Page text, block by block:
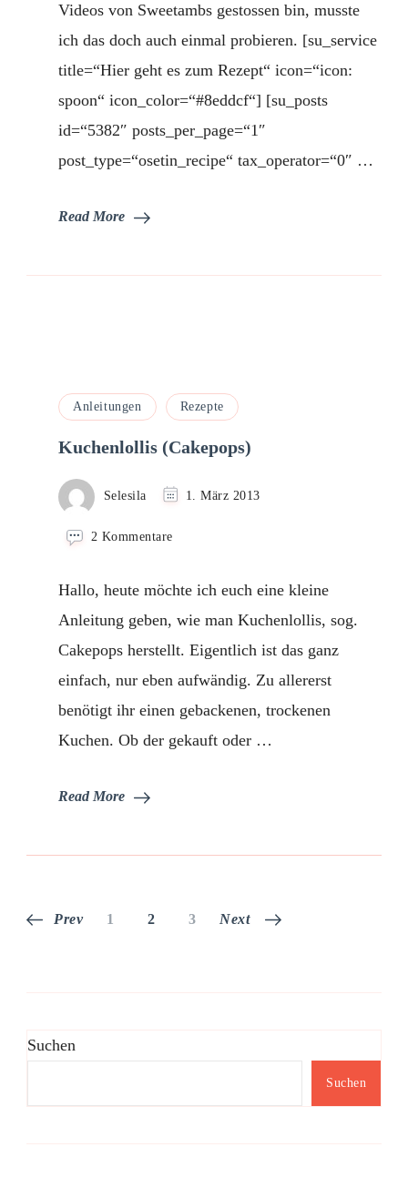
Videos von Sweetambs gestossen bin, musste
ich das doch auch einmal probieren. [su_service
title=“Hier geht es zum Rezept“ icon=“icon:
spoon“ icon_color=“#8eddcf“] [su_posts
id=“5382″ posts_per_page=“1″
post_type=“osetin_recipe“ tax_operator=“0″ …
Read More
Anleitungen Rezepte
Kuchenlollis (Cakepops)
Selesila 1. März 2013
2 Kommentarezu
Hallo, heute möchte ich euch eine kleine
Anleitung geben, wie man Kuchenlollis, sog.
Cakepops herstellt. Eigentlich ist das ganz
einfach, nur eben aufwändig. Zu allererst
benötigt ihr einen gebackenen, trockenen
Kuchen. Ob der gekauft oder …
Read More
Seitennummerierung
Prev Page
1 Page
2 Page
3 Next
Suchen
Suchen